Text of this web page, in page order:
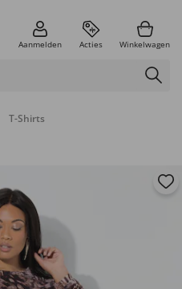
Aanmelden Acties Winkelwagen
T-Shirts